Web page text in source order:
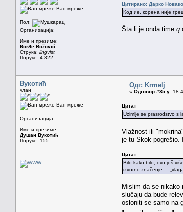
Ван мреже
Пол:
Организација:
Име и презиме:
Đorđe Božović
Струка: lingvist
Поруке: 4.322
Цитирано: Дарко
Код ие. корена није
Šta li je onda time q
Вукотић
члан
Ван мреже
Организација:
Име и презиме:
Душан Вукотић
Поруке: 155
Одг: Krmelj
« Одговор #35 у:
Цитат
Uzimlje se prasrodstvo s
Vlažnost ili
je tu Skok pogrešio.
Цитат
Bilo kako bilo, ovo još
izvorno značenje —
Mislim da se nikako
slučaju da bude
osloniti se samo na